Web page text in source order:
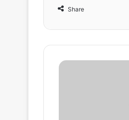
Share